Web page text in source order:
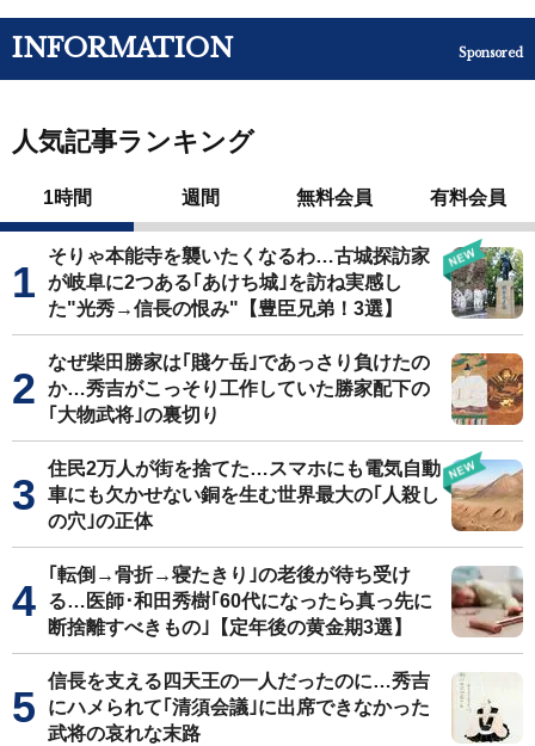
INFORMATION Sponsored
人気記事ランキング
1時間 週間 無料会員 有料会員
そりゃ本能寺を襲いたくなるわ…古城探訪家
が岐阜に2つある｢あけち城｣を訪ね実感し
た"光秀→信長の恨み"【豊臣兄弟！3選】
なぜ柴田勝家は｢賤ケ岳｣であっさり負けたの
か…秀吉がこっそり工作していた勝家配下の
｢大物武将｣の裏切り
住民2万人が街を捨てた…スマホにも電気自動
車にも欠かせない銅を生む世界最大の｢人殺し
の穴｣の正体
｢転倒→骨折→寝たきり｣の老後が待ち受け
る…医師･和田秀樹｢60代になったら真っ先に
断捨離すべきもの｣【定年後の黄金期3選】
信長を支える四天王の一人だったのに…秀吉
にハメられて｢清須会議｣に出席できなかった
武将の哀れな末路